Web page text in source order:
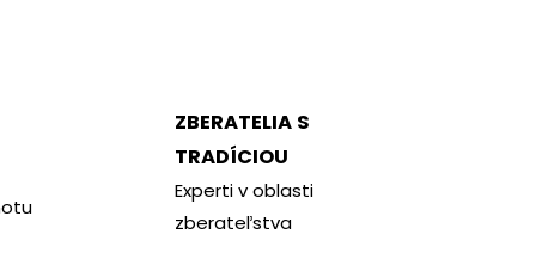
ZBERATELIA S
TRADÍCIOU
Experti v oblasti
zberateľstva